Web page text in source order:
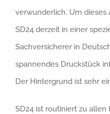
verwunderlich. Um
SD24 derzeit in einer
Sachversicherer in
spannendes Druckstück
Der Hintergrund ist sehr
SD24 ist routiniert zu